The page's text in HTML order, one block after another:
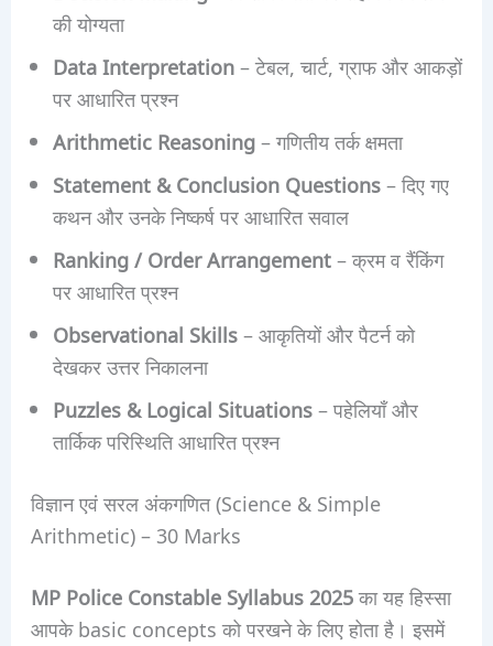
की योग्यता
Data Interpretation– टेबल, चार्ट, ग्राफ और आकड़ों
पर आधारित प्रश्न
Arithmetic Reasoning– गणितीय तर्क क्षमता
Statement & Conclusion Questions– दिए गए
कथन और उनके निष्कर्ष पर आधारित सवाल
Ranking / Order Arrangement– क्रम व रैंकिंग
पर आधारित प्रश्न
Observational Skills– आकृतियों और पैटर्न को
देखकर उत्तर निकालना
Puzzles & Logical Situations– पहेलियाँ और
तार्किक परिस्थिति आधारित प्रश्न
विज्ञान एवं सरल अंकगणित (Science & Simple
Arithmetic) – 30 Marks
MP Police Constable Syllabus 2025का यह हिस्सा
आपके basic concepts को परखने के लिए होता है। इसमें